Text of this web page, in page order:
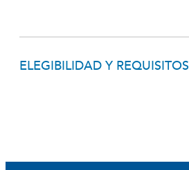
ELEGIBILIDAD Y REQUISITOS